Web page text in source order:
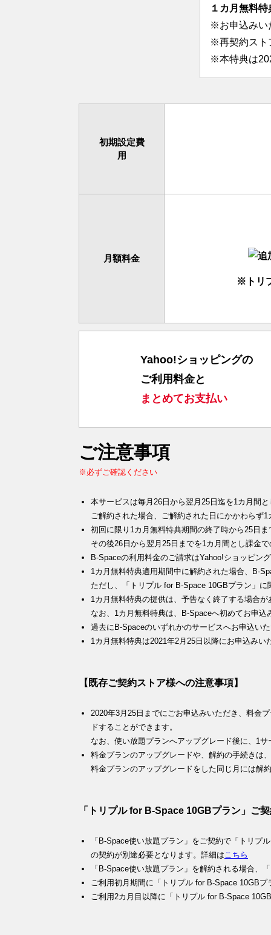
１カ月無料特
※お申込みい
※再契約スト
※本特典は
初期設定費
用
月額料金
※トリ
Yahoo!ショッピングの
ご利用料金と
まとめてお支払い
ご注意事項
※必ずご確認ください
本サービスは毎月26日から翌月25日迄を1カ月間
ご解約された場合、ご解約された日にかかわらず
初回に限り1カ月無料特典期間の終了時から25日
その後26日から翌月25日までを1カ月間とし課金
B-Spaceの利用料金のご請求はYahoo!ショッピン
1カ月無料特典適用期間中に解約された場合、B-
ただし、「トリプル for B-Space 10GBプラン」
1カ月無料特典の提供は、予告なく終了する場合
なお、1カ月無料特典は、B-Spaceへ初めてお申
過去にB-Spaceのいずれかのサービスへお申込い
1カ月無料特典は2021年2月25日以降にお申込みい
【既存ご契約ストア様への注意事項】
2020年3月25日までにごお申込みいただき、料金
ドすることができます。
なお、使い放題プランへアップグレード後に、1
料金プランのアップグレードや、解約の手続きは
料金プランのアップグレードをした同じ月には解
「トリプル for B-Space 10GBプラン」ご
「B-Space使い放題プラン」をご契約で「トリ
の契約が別途必要となります。詳細は こちら
「B-Space使い放題プラン」を解約される場合
ご利用初月期間に「トリプル for B-Space 10GB
ご利用2カ月目以降に「トリプル for B-Space